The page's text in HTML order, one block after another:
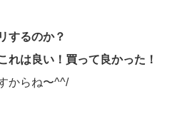
するのか？
れは良い！買って良かった！
からね〜^^/